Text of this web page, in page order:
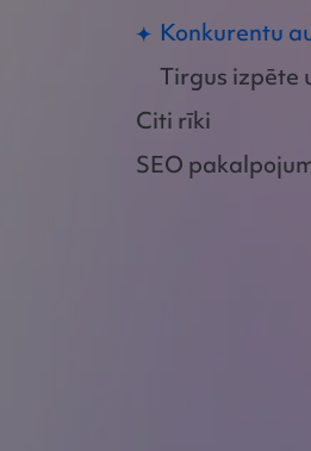
Konkurentu
Tirgus izpēte
Citi rīki
SEO